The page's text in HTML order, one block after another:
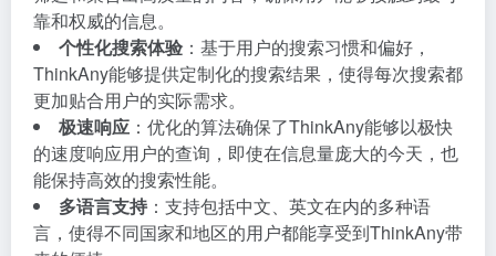
靠和权威的信息。
个性化搜索体验 ：基于用户的搜索习惯和偏好，
ThinkAny能够提供定制化的搜索结果，使得每次搜索都
更加贴合用户的实际需求。
极速响应 ：优化的算法确保了ThinkAny能够以极快
的速度响应用户的查询，即使在信息量庞大的今天，也
能保持高效的搜索性能。
多语言支持 ：支持包括中文、英文在内的多种语
言，使得不同国家和地区的用户都能享受到ThinkAny带